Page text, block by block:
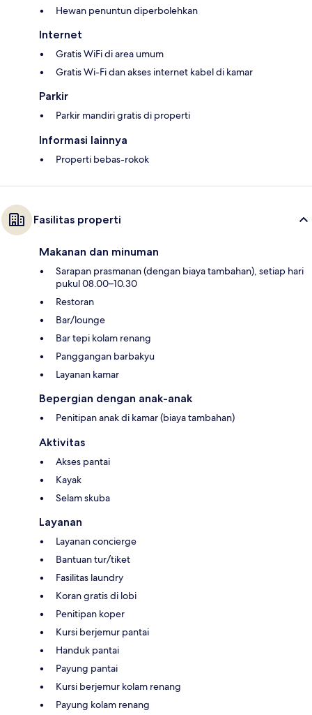
Hewan penuntun diperbolehkan
Internet
Gratis WiFi di area umum
Gratis Wi-Fi dan akses internet kabel di kamar
Parkir
Parkir mandiri gratis di properti
Informasi lainnya
Properti bebas-rokok
Fasilitas properti
Makanan dan minuman
Sarapan prasmanan (dengan biaya tambahan), setiap hari
pukul 08.00–10.30
Restoran
Bar/lounge
Bar tepi kolam renang
Panggangan barbakyu
Layanan kamar
Bepergian dengan anak-anak
Penitipan anak di kamar (biaya tambahan)
Aktivitas
Akses pantai
Kayak
Selam skuba
Layanan
Layanan concierge
Bantuan tur/tiket
Fasilitas laundry
Koran gratis di lobi
Penitipan koper
Kursi berjemur pantai
Handuk pantai
Payung pantai
Kursi berjemur kolam renang
Payung kolam renang